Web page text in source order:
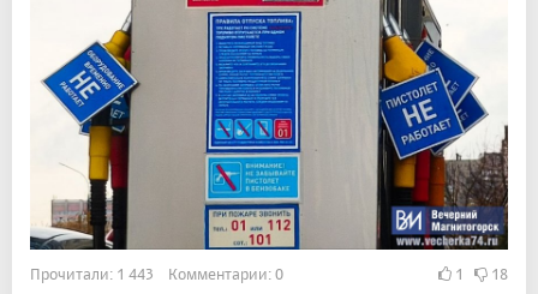
Прочитали: 1 443 Комментарии: 0 1 18